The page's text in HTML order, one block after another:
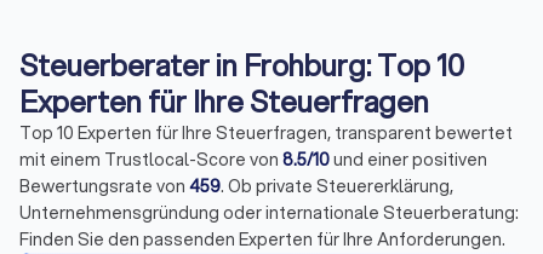
Steuerberater in Frohburg: Top 10
Experten für Ihre Steuerfragen
Top 10 Experten für Ihre Steuerfragen, transparent bewertet
mit einem Trustlocal-Score von 8.5/10und einer positiven
Bewertungsrate von 459. Ob private Steuererklärung,
Unternehmensgründung oder internationale Steuerberatung:
Finden Sie den passenden Experten für Ihre Anforderungen.